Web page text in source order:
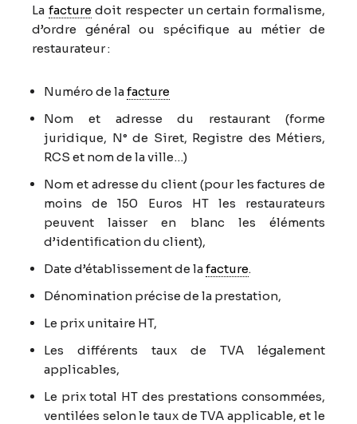
La facturedoit respecter un certain formalisme,
d’ordre général ou spécifique au métier de
restaurateur :
Numéro de lafacture
Nom et adresse du restaurant (forme
juridique, N° de Siret, Registre des Métiers,
RCS et nom de la ville…)
Nom et adresse du client (pour les factures de
moins de 150 Euros HT les restaurateurs
peuvent laisser en blanc les éléments
d’identification du client),
Date d’établissement de lafacture.
Dénomination précise de la prestation,
Le prix unitaire HT,
Les différents taux de TVA légalement
applicables,
Le prix total HT des prestations consommées,
ventilées selon le taux de TVA applicable, et le